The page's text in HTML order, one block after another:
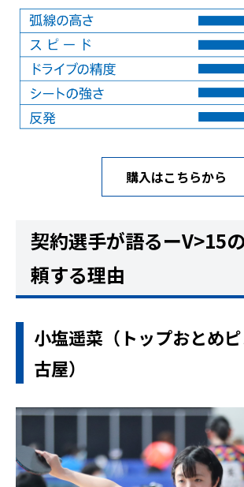
購入はこちらから
契約選手が語るーV>15
頼する理由
小塩遥菜（トップおとめ
古屋）